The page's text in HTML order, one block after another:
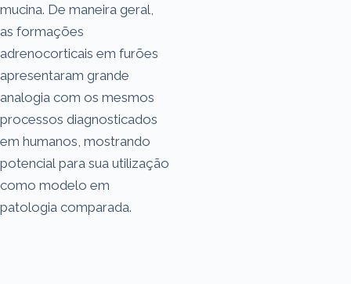
mucina. De maneira geral,
as formações
adrenocorticais em furões
apresentaram grande
analogia com os mesmos
processos diagnosticados
em humanos, mostrando
potencial para sua utilização
como modelo em
patologia comparada.